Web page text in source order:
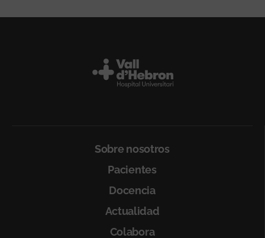
Sobre nosotros
Pacientes
Docencia
Actualidad
Colabora